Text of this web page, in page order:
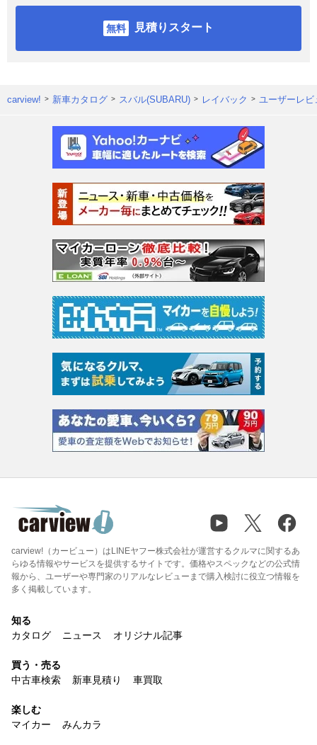
見積りスタート
carview! 新車カタログ スバル(SUBARU) レイバック ユーザーレ
carview!（カービュー）はLINEヤフー株式会社が運営するクルマに関するあ
らゆる情報やサービスを提供するサイトです。価格やスペックなどの公式情
報から、ユーザーや専門家のリアルなレビューまで購入検討に役立つ情報を
多く掲載しています。
知る
カタログ
ニュース オリジナル記事
買う・売る
中古車検索
新車見積り 車買取
楽しむ
マイカー
みんカラ